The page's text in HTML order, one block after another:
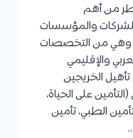
من أهم
والمؤسسات
وهي من التخصصات
والإقليمي
الخريجين
على الحياة،
الطبي، تأمين